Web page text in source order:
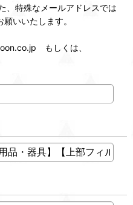
、特殊なメールアドレスでは
いいたします。
もしくは、